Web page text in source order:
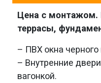
Цена с монтажом.
террасы,
– ПВХ окна черного
– Внутренние
вагонкой.